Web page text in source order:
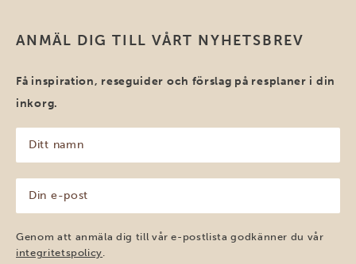
ANMÄL DIG TILL VÅRT NYHETSBREV
Få inspiration, reseguider och förslag på resplaner i din
inkorg.
namn
(Obligatoriskt)
post
(Obligatoriskt)
Genom att anmäla dig till vår e-postlista godkänner du vår
integritetspolicy.